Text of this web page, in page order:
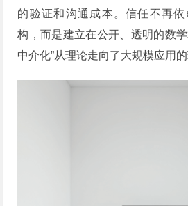
的验证和沟通成本。信任不再
构，而是建立在公开、透明的数
中介化”从理论走向了大规模应用的